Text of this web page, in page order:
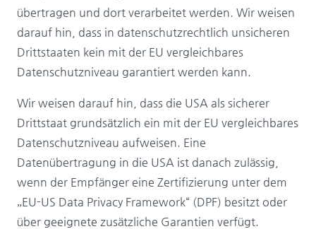
übertragen und dort verarbeitet werden. Wir weisen
darauf hin, dass in datenschutzrechtlich unsicheren
Drittstaaten kein mit der EU vergleichbares
Datenschutzniveau garantiert werden kann.
Wir weisen darauf hin, dass die USA als sicherer
Drittstaat grundsätzlich ein mit der EU vergleichbares
Datenschutzniveau aufweisen. Eine
Datenübertragung in die USA ist danach zulässig,
wenn der Empfänger eine Zertifizierung unter dem
„EU-US Data Privacy Framework“ (DPF) besitzt oder
über geeignete zusätzliche Garantien verfügt.